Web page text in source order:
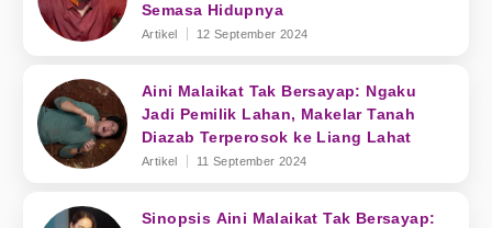
Semasa Hidupnya
Artikel 12 September 2024
Aini Malaikat Tak Bersayap: Ngaku
Jadi Pemilik Lahan, Makelar Tanah
Diazab Terperosok ke Liang Lahat
Artikel 11 September 2024
Sinopsis Aini Malaikat Tak Bersayap: